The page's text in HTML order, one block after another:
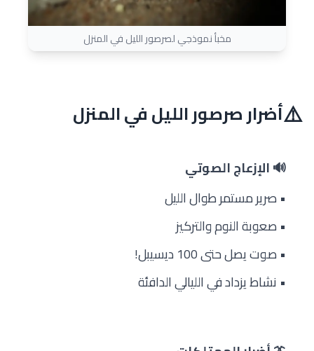
مخبأ نموذجي لصرصور الليل في المنزل
⚠️أضرار صرصور الليل في المنزل
🔊 الإزعاج الصوتي
• صرير مستمر طوال الليل
• صعوبة النوم والتركيز
• صوت يصل حتى 100 ديسيبل!
• نشاط يزداد في الليالي الدافئة